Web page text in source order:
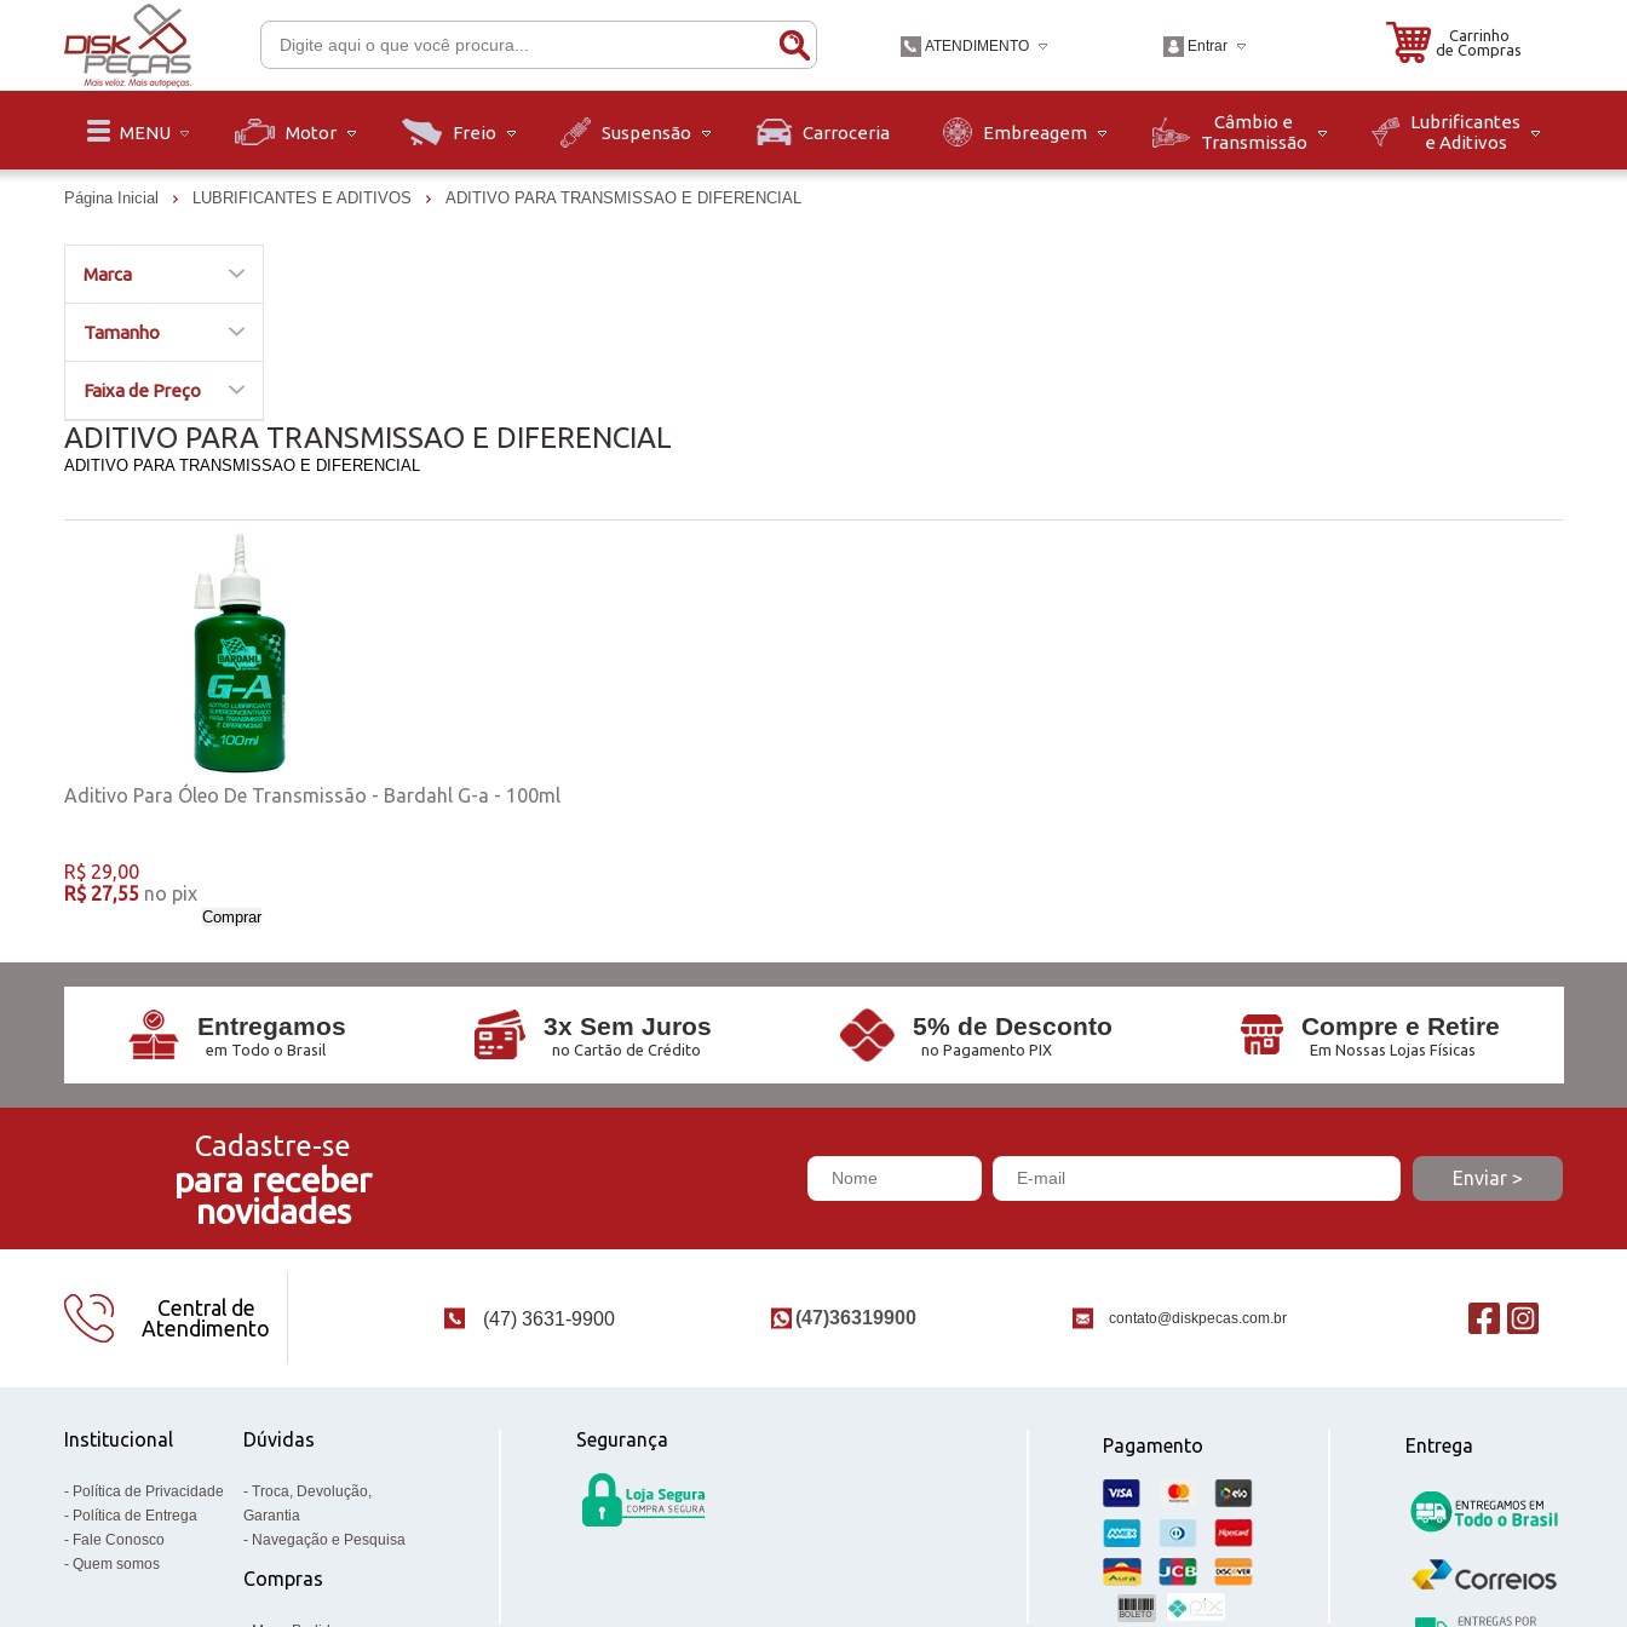
ATENDIMENTO
(47)36319900
Entrar
Carrinho
de Compras
MENU Motor Freio Suspensão Carroceria Embreagem
Câmbio e
Transmissão
Lubrificantes
e Aditivos
Página Inicial LUBRIFICANTES E ADITIVOS ADITIVO PARA TRANSMISSAO E DIFERENCIAL
Marca
Tamanho
Faixa de Preço
ADITIVO PARA TRANSMISSAO E DIFERENCIAL
ADITIVO PARA TRANSMISSAO E DIFERENCIAL
Aditivo Para Óleo De Transmissão - Bardahl G-a - 100ml
R$ 29,00
R$ 27,55
no pix
Comprar
Entregamos
em Todo o Brasil
3x Sem Juros
no Cartão de Crédito
5% de Desconto
no Pagamento PIX
Compre e Retire
Em Nossas Lojas Físicas
Cadastre-se
para receber
novidades
Central de
Atendimento
(47) 3631-9900 (47)36319900 contato@diskpecas.com.br
Institucional
Política de Privacidade
Política de Entrega
Fale Conosco
Quem somos
Dúvidas
Troca, Devolução,
Garantia
Navegação e Pesquisa
Compras
Segurança Pagamento Entrega